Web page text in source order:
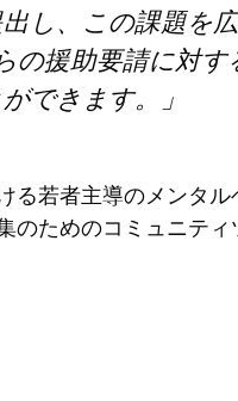
し、この課題を
の援助要請に対
できます。」
若者主導のメンタ
ためのコミュニテ